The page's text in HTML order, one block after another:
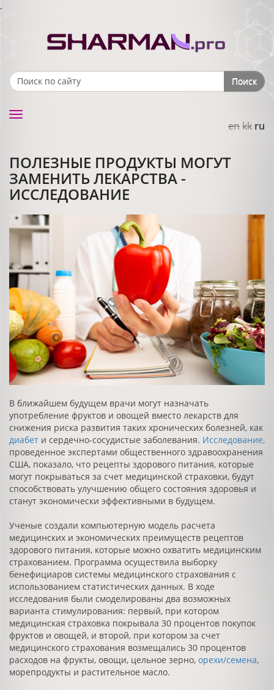
.
Search form Поиск
enkk ru
Toggle
ПОЛЕЗНЫЕ ПРОДУКТЫ МОГУТ
ЗАМЕНИТЬ ЛЕКАРСТВА -
ИССЛЕДОВАНИЕ
В ближайшем будущем врачи могут назначать
употребление фруктов и овощей вместо лекарств для
снижения риска развития таких хронических болезней, как
диабет и сердечно-сосудистые заболевания. Исследование,
проведенное экспертами общественного здравоохранения
США, показало, что рецепты здорового питания, которые
могут покрываться за счет медицинской страховки, будут
способствовать улучшению общего состояния здоровья и
станут экономически эффективными в будущем.
Ученые создали компьютерную модель расчета
медицинских и экономических преимуществ рецептов
здорового питания, которые можно охватить медицинским
страхованием. Программа осуществила выборку
бенефициаров системы медицинского страхования с
использованием статистических данных. В ходе
исследования были смоделированы два возможных
варианта стимулирования: первый, при котором
медицинская страховка покрывала 30 процентов покупок
фруктов и овощей, и второй, при котором за счет
медицинского страхования возмещались 30 процентов
расходов на фрукты, овощи, цельное зерно, орехи/семена,
морепродукты и растительное масло.